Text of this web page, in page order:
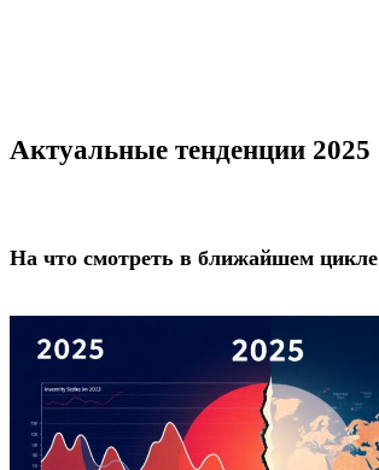
Актуальные тенденции 2025
На что смотреть в ближайшем цикле